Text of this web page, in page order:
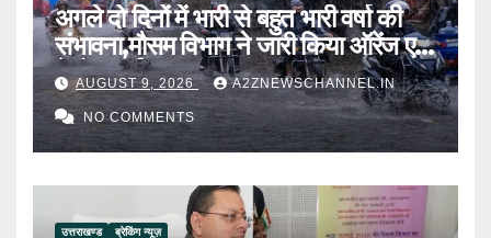
अगले दो दिनों में भारी से बहुत भारी वर्षा की
संभावना,मौसम विभाग ने जारी किया ऑरेंज एवं
येलो अलर्ट
AUGUST 9, 2026 A2ZNEWSCHANNEL.IN
NO COMMENTS
उत्तराखण्ड ब्रेकिंग न्यूज़